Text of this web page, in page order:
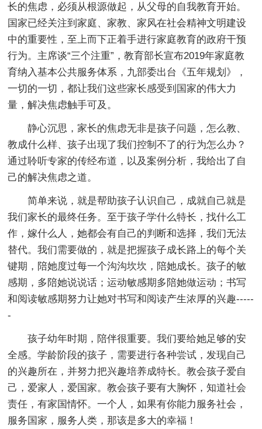
长的焦虑，必须从根源做起，从父母的自我教育开始。
国家已经关注到家庭、家教、家风在社会精神文明建设
中的重要性，至上而下正着手进行家庭教育的政府干预
行为。主席谈“三个注重”，教育部长宣布2019年家庭教
育纳入基本公共服务体系，九部委出台《五年规划》，
一切的一切，都让我们这些家长感受到国家的伟大力
量，解决焦虑触手可及。
静心沉思，家长的焦虑无非是孩子问题，怎么教、
教成什么样、孩子出现了我们控制不了的行为怎么办？
通过聆听专家的传经布道，以及案例分析，我给出了自
己的解决焦虑之道。
简单来说，就是帮助孩子认识自己，成就自己就是
我们家长的最终任务。至于孩子学什么特长，找什么工
作，嫁什么人，她都会有自己的判断和选择，我们无法
替代。我们需要做的，就是把握孩子成长路上的每个关
键期，陪她度过每一个沟沟坎坎，陪她成长。孩子的敏
感期，多陪她说说话；运动敏感期多陪她做运动；书写
和阅读敏感期努力让她对书写和阅读产生浓厚的兴趣-----
-
孩子幼年时期，陪伴很重要。我们要给她足够的安
全感。学龄阶段的孩子，需要进行各种尝试，发现自己
的兴趣所在，并努力把兴趣培养成特长。教会孩子爱自
己，爱家人，爱国家。教会孩子要有大胸怀，知道社会
责任，有家国情怀。一个人，如果有你能力服务社会，
服务国家，服务人类，那该是多大的幸福！